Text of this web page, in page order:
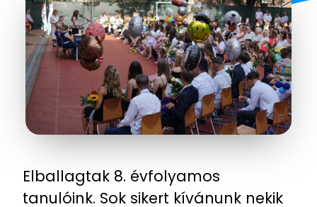
Elballagtak 8. évfolyamos
tanulóink. Sok sikert kívánunk nekik